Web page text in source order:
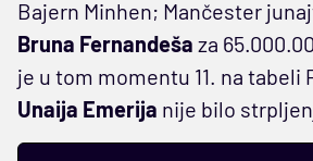
Bajern Minhen; Mančester
Bruna Fernandeša za
je u tom momentu 11. na tabeli
Unaija Emerija nije bilo